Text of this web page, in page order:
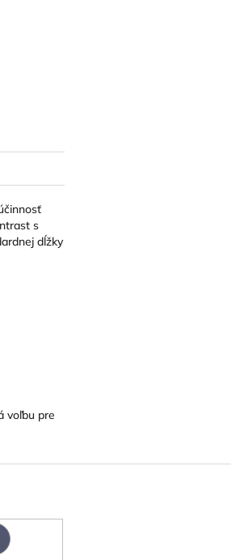
s
dĺžky
voľbu pre
Hľadať